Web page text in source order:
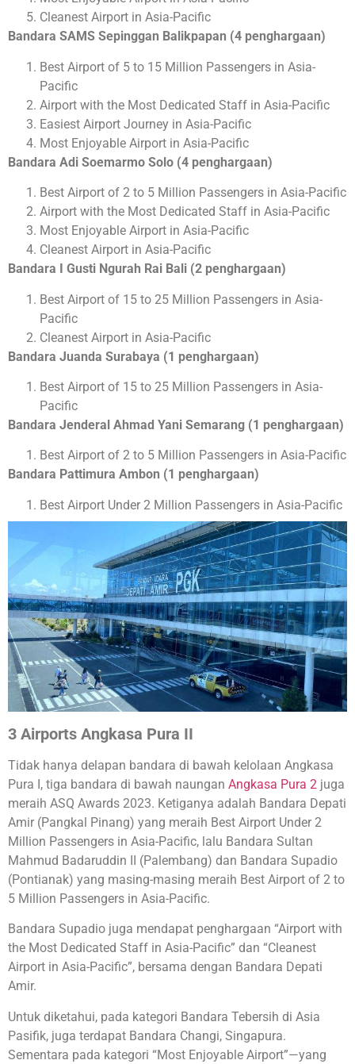
Cleanest Airport in Asia-Pacific
Bandara SAMS Sepinggan Balikpapan (4 penghargaan)
Best Airport of 5 to 15 Million Passengers in Asia-
Pacific
Airport with the Most Dedicated Staff in Asia-Pacific
Easiest Airport Journey in Asia-Pacific
Most Enjoyable Airport in Asia-Pacific
Bandara Adi Soemarmo Solo (4 penghargaan)
Best Airport of 2 to 5 Million Passengers in Asia-Pacific
Airport with the Most Dedicated Staff in Asia-Pacific
Most Enjoyable Airport in Asia-Pacific
Cleanest Airport in Asia-Pacific
Bandara I Gusti Ngurah Rai Bali (2 penghargaan)
Best Airport of 15 to 25 Million Passengers in Asia-
Pacific
Cleanest Airport in Asia-Pacific
Bandara Juanda Surabaya (1 penghargaan)
Best Airport of 15 to 25 Million Passengers in Asia-
Pacific
Bandara Jenderal Ahmad Yani Semarang (1 penghargaan)
Best Airport of 2 to 5 Million Passengers in Asia-Pacific
Bandara Pattimura Ambon (1 penghargaan)
Best Airport Under 2 Million Passengers in Asia-Pacific
3 Airports Angkasa Pura II
Tidak hanya delapan bandara di bawah kelolaan Angkasa
Pura I, tiga bandara di bawah naungan Angkasa Pura 2 juga
meraih ASQ Awards 2023. Ketiganya adalah Bandara Depati
Amir (Pangkal Pinang) yang meraih Best Airport Under 2
Million Passengers in Asia-Pacific, lalu Bandara Sultan
Mahmud Badaruddin II (Palembang) dan Bandara Supadio
(Pontianak) yang masing-masing meraih Best Airport of 2 to
5 Million Passengers in Asia-Pacific.
Bandara Supadio juga mendapat penghargaan “Airport with
the Most Dedicated Staff in Asia-Pacific” dan “Cleanest
Airport in Asia-Pacific”, bersama dengan Bandara Depati
Amir.
Untuk diketahui, pada kategori Bandara Tebersih di Asia
Pasifik, juga terdapat Bandara Changi, Singapura.
Sementara pada kategori “Most Enjoyable Airport”—yang